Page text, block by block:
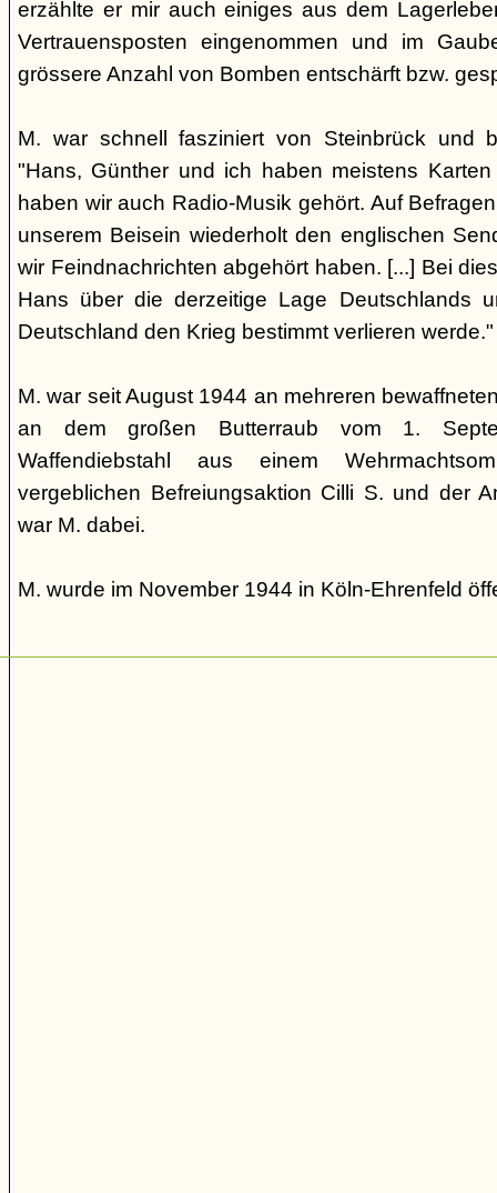
erzählte er mir auch einiges aus dem
Vertrauensposten eingenommen und im
grössere Anzahl von Bomben entschärft bzw.
M. war schnell fasziniert von Steinbrück und
"Hans, Günther und ich haben meistens
haben wir auch Radio-Musik gehört. Auf
unserem Beisein wiederholt den englischen
wir Feindnachrichten abgehört haben. [...] Bei
Hans über die derzeitige Lage Deutschlands
Deutschland den Krieg bestimmt verlieren werde."
M. war seit August 1944 an mehreren
an dem großen Butterraub vom 1.
Waffendiebstahl aus einem
vergeblichen Befreiungsaktion Cilli S. und der
war M. dabei.
M. wurde im November 1944 in Köln-Ehrenfeld